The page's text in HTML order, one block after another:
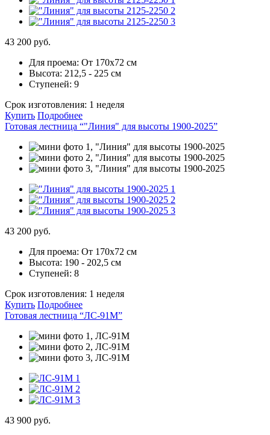
43 200 руб.
Для проема: От 170х72 см
Высота: 212,5 - 225 см
Ступеней: 9
Срок изготовления: 1 неделя
Купить Подробнее
Готовая лестница “"Линия" для высоты 1900-2025”
43 200 руб.
Для проема: От 170х72 см
Высота: 190 - 202,5 см
Ступеней: 8
Срок изготовления: 1 неделя
Купить Подробнее
Готовая лестница “ЛС-91М”
43 900 руб.